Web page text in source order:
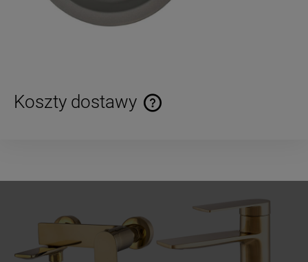
Koszty dostawy
Cena nie zawiera ewentualnych kosztów płatności